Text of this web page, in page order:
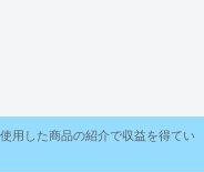
用した商品の紹介で収益を得てい